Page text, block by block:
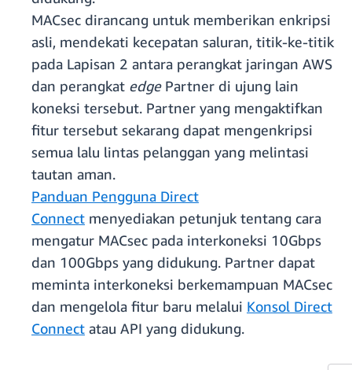
MACsec dirancang untuk memberikan enkripsi
asli, mendekati kecepatan saluran, titik-ke-titik
pada Lapisan 2 antara perangkat jaringan AWS
dan perangkat edgePartner di ujung lain
koneksi tersebut. Partner yang mengaktifkan
fitur tersebut sekarang dapat mengenkripsi
semua lalu lintas pelanggan yang melintasi
tautan aman.
Panduan Pengguna Direct
Connect menyediakan petunjuk tentang cara
mengatur MACsec pada interkoneksi 10Gbps
dan 100Gbps yang didukung. Partner dapat
meminta interkoneksi berkemampuan MACsec
dan mengelola fitur baru melalui Konsol Direct
Connect atau API yang didukung.